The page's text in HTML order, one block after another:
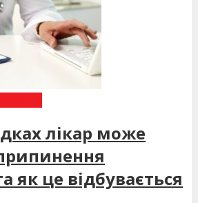
лікар може
як це відбувається